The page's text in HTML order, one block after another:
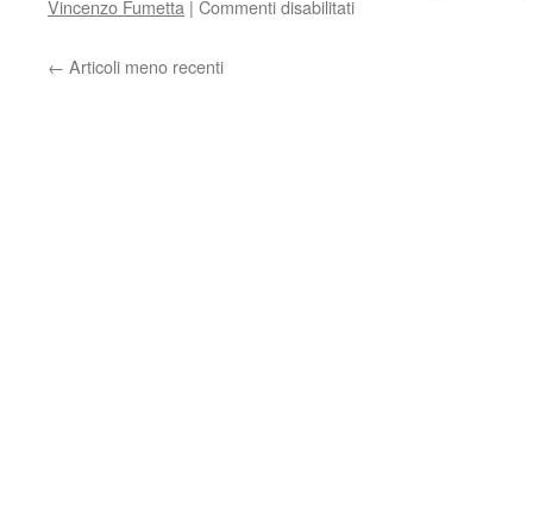
Vincenzo Fumetta | Commenti disabilitatisu
← Articoli meno recenti